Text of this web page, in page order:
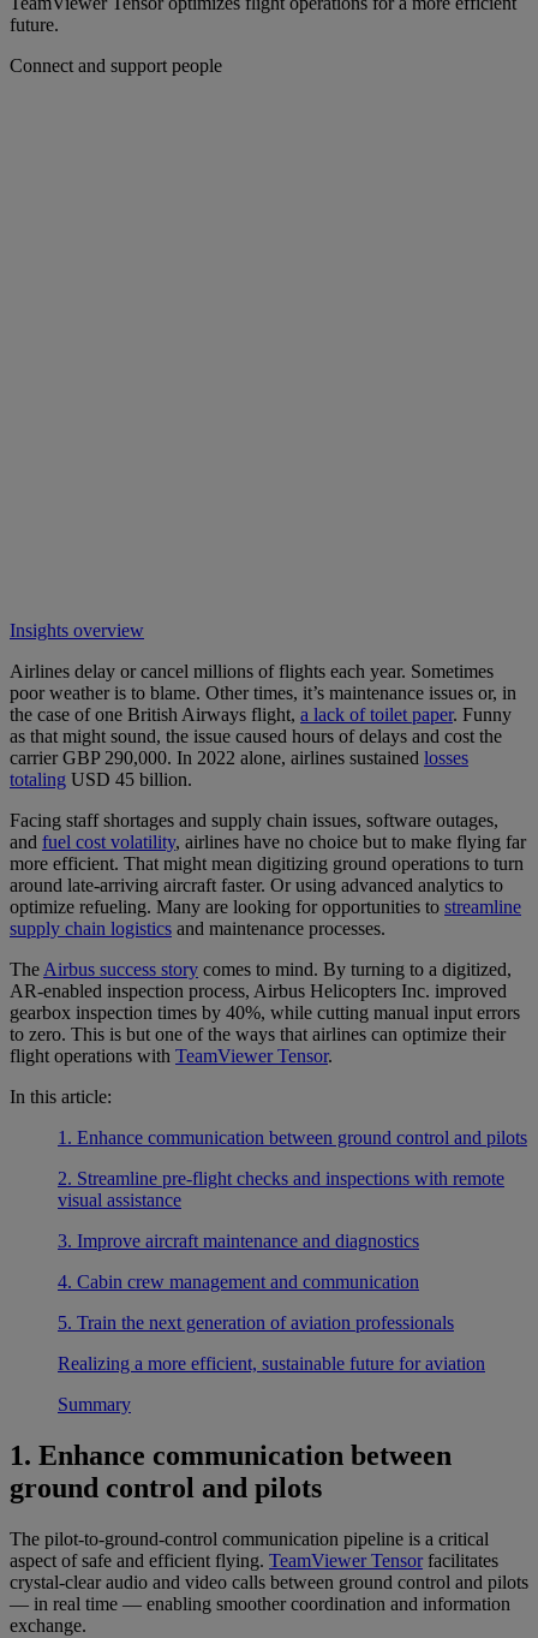
future.
Connect and support people
Insights overview
Airlines delay or cancel millions of flights each year. Sometimes
poor weather is to blame. Other times, it’s maintenance issues or, in
the case of one British Airways flight, a lack of toilet paper. Funny
as that might sound, the issue caused hours of delays and cost the
carrier GBP 290,000. In 2022 alone, airlines sustained losses
totaling USD 45 billion.
Facing staff shortages and supply chain issues, software outages,
and fuel cost volatility, airlines have no choice but to make flying far
more efficient. That might mean digitizing ground operations to turn
around late-arriving aircraft faster. Or using advanced analytics to
optimize refueling. Many are looking for opportunities to streamline
supply chain logistics and maintenance processes.
The Airbus success story comes to mind. By turning to a digitized,
AR-enabled inspection process, Airbus Helicopters Inc. improved
gearbox inspection times by 40%, while cutting manual input errors
to zero. This is but one of the ways that airlines can optimize their
flight operations with TeamViewer Tensor.
In this article:
1. Enhance communication between ground control and pilots
2. Streamline pre-flight checks and inspections with remote
visual assistance
3. Improve aircraft maintenance and diagnostics
4. Cabin crew management and communication
5. Train the next generation of aviation professionals
Realizing a more efficient, sustainable future for aviation
Summary
1. Enhance communication between
ground control and pilots
The pilot-to-ground-control communication pipeline is a critical
aspect of safe and efficient flying. TeamViewer Tensorfacilitates
crystal-clear audio and video calls between ground control and pilots
— in real time — enabling smoother coordination and information
exchange.